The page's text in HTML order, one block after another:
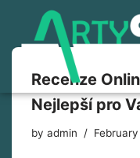
Skip
content
Recenze
Nejlepší pro
by admin